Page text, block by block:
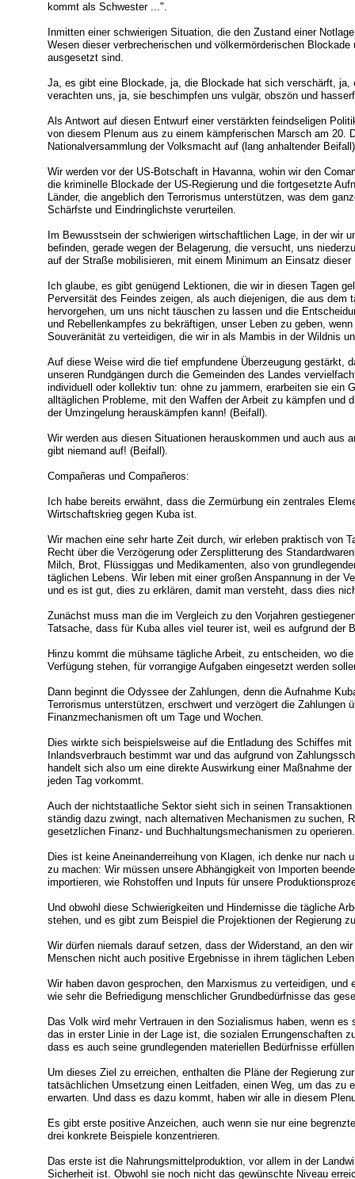
kommt als Schwester ...".
Inmitten einer schwierigen Situation, die den Zustand einer
Wesen dieser verbrecherischen und völkermörderischen
ausgesetzt sind.
Ja, es gibt eine Blockade, ja, die Blockade hat sich verschärft,
verachten uns, ja, sie beschimpfen uns vulgär, obszön und
Als Antwort auf diesen Entwurf einer verstärkten feindseligen
von diesem Plenum aus zu einem kämpferischen Marsch am 20.
Nationalversammlung der Volksmacht auf (lang anhaltender
Wir werden vor der US-Botschaft in Havanna, wohin wir den
die kriminelle Blockade der US-Regierung und die fortgesetzte
Länder, die angeblich den Terrorismus unterstützen, was dem
Schärfste und Eindringlichste verurteilen.
Im Bewusstsein der schwierigen wirtschaftlichen Lage, in der wir
befinden, gerade wegen der Belagerung, die versucht, uns
auf der Straße mobilisieren, mit einem Minimum an Einsatz dieser
Ich glaube, es gibt genügend Lektionen, die wir in diesen Tagen
Perversität des Feindes zeigen, als auch diejenigen, die aus dem
hervorgehen, um uns nicht täuschen zu lassen und die
und Rebellenkampfes zu bekräftigen, unser Leben zu geben,
Souveränität zu verteidigen, die wir in als Mambis in der Wildnis
Auf diese Weise wird die tief empfundene Überzeugung gestärkt,
unseren Rundgängen durch die Gemeinden des Landes
individuell oder kollektiv tun: ohne zu jammern, erarbeiten sie ein
alltäglichen Probleme, mit den Waffen der Arbeit zu kämpfen und
der Umzingelung herauskämpfen kann! (Beifall).
Wir werden aus diesen Situationen herauskommen und auch aus
gibt niemand auf! (Beifall).
Compañeras und Compañeros:
Ich habe bereits erwähnt, dass die Zermürbung ein zentrales
Wirtschaftskrieg gegen Kuba ist.
Wir machen eine sehr harte Zeit durch, wir erleben praktisch von
Recht über die Verzögerung oder Zersplitterung des
Milch, Brot, Flüssiggas und Medikamenten, also von
täglichen Lebens. Wir leben mit einer großen Anspannung in der
und es ist gut, dies zu erklären, damit man versteht, dass dies
Zunächst muss man die im Vergleich zu den Vorjahren
Tatsache, dass für Kuba alles viel teurer ist, weil es aufgrund der
Hinzu kommt die mühsame tägliche Arbeit, zu entscheiden, wo
Verfügung stehen, für vorrangige Aufgaben eingesetzt werden
Dann beginnt die Odyssee der Zahlungen, denn die Aufnahme
Terrorismus unterstützen, erschwert und verzögert die Zahlungen
Finanzmechanismen oft um Tage und Wochen.
Dies wirkte sich beispielsweise auf die Entladung des Schiffes
Inlandsverbrauch bestimmt war und das aufgrund von
handelt sich also um eine direkte Auswirkung einer Maßnahme
jeden Tag vorkommt.
Auch der nichtstaatliche Sektor sieht sich in seinen
ständig dazu zwingt, nach alternativen Mechanismen zu suchen,
gesetzlichen Finanz- und Buchhaltungsmechanismen zu operieren.
Dies ist keine Aneinanderreihung von Klagen, ich denke nur nach
zu machen: Wir müssen unsere Abhängigkeit von Importen
importieren, wie Rohstoffen und Inputs für unsere
Und obwohl diese Schwierigkeiten und Hindernisse die tägliche
stehen, und es gibt zum Beispiel die Projektionen der Regierung
Wir dürfen niemals darauf setzen, dass der Widerstand, an den
Menschen nicht auch positive Ergebnisse in ihrem täglichen
Wir haben davon gesprochen, den Marxismus zu verteidigen,
wie sehr die Befriedigung menschlicher Grundbedürfnisse das
Das Volk wird mehr Vertrauen in den Sozialismus haben, wenn
das in erster Linie in der Lage ist, die sozialen Errungenschaften
dass es auch seine grundlegenden materiellen Bedürfnisse
Um dieses Ziel zu erreichen, enthalten die Pläne der Regierung
tatsächlichen Umsetzung einen Leitfaden, einen Weg, um das zu
erwarten. Und dass es dazu kommt, haben wir alle in diesem
Es gibt erste positive Anzeichen, auch wenn sie nur eine
drei konkrete Beispiele konzentrieren.
Das erste ist die Nahrungsmittelproduktion, vor allem in der
Sicherheit ist. Obwohl sie noch nicht das gewünschte Niveau